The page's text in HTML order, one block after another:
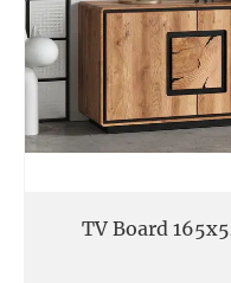
TV Board